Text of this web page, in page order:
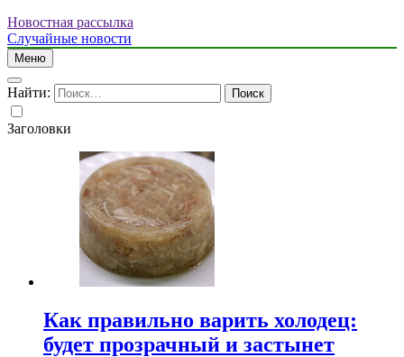
Новостная рассылка
Случайные новости
Меню
Найти:
Заголовки
Как правильно варить холодец:
будет прозрачный и застынет